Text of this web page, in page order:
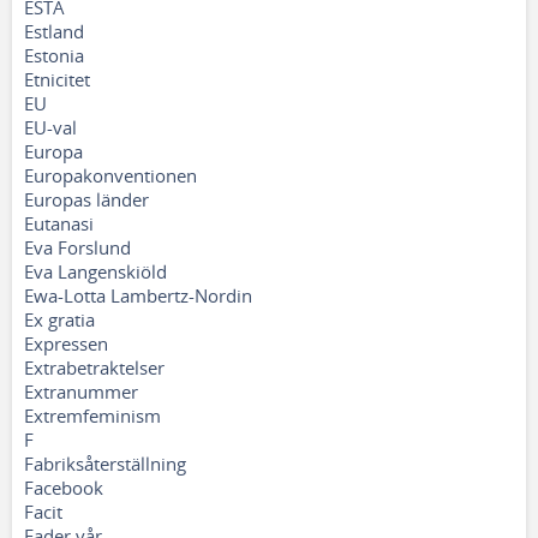
ESTA
Estland
Estonia
Etnicitet
EU
EU-val
Europa
Europakonventionen
Europas länder
Eutanasi
Eva Forslund
Eva Langenskiöld
Ewa-Lotta Lambertz-Nordin
Ex gratia
Expressen
Extrabetraktelser
Extranummer
Extremfeminism
F
Fabriksåterställning
Facebook
Facit